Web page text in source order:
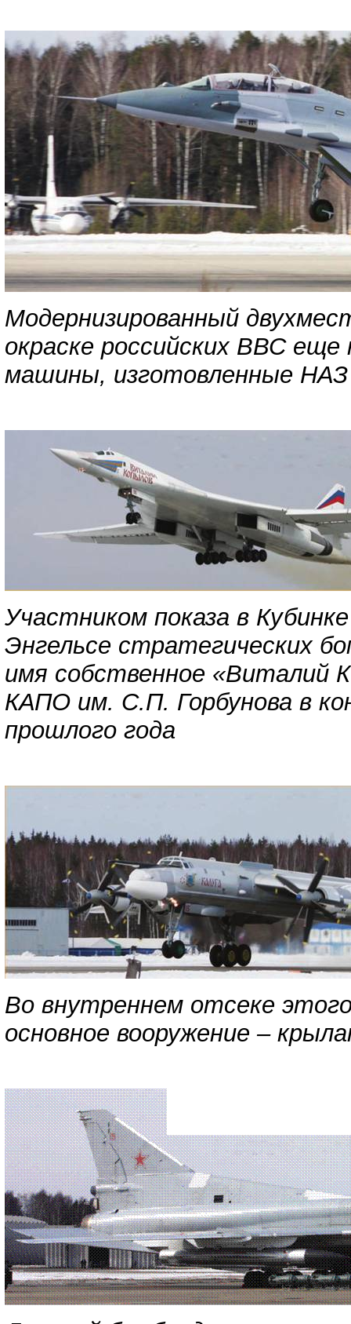
Модернизированный
окраске российских ВВС
машины, изготовленные НАЗ
Участником показа в
Энгельсе стратегических
имя собственное «Виталий
КАПО им. С.П. Горбунова в
прошлого года
Во внутреннем отсеке
основное вооружение –